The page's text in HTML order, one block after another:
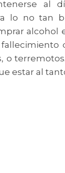
al
lo no tan
alcohol
o
estar al